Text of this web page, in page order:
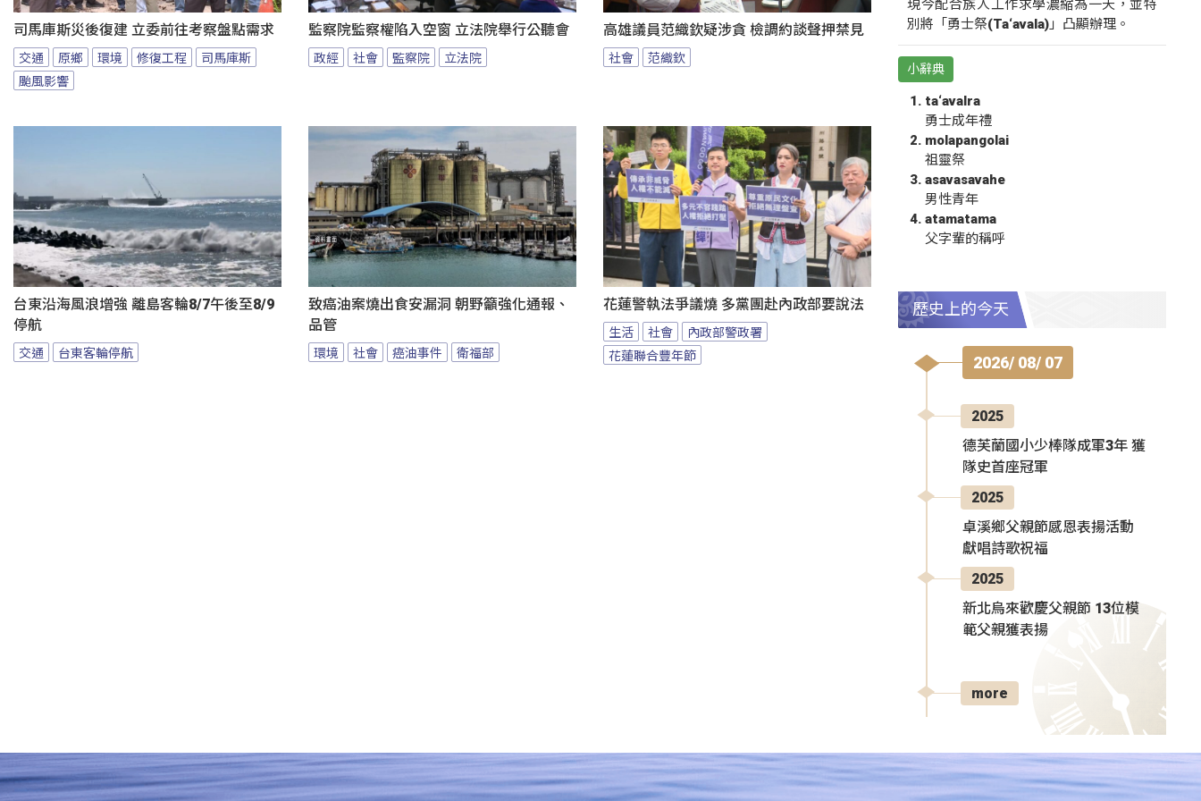
司馬庫斯災後復建 立委前往考察盤點需求
交通 原鄉 環境 修復工程
司馬庫斯
颱風影響
監察院監察權陷入空窗 立法院舉行公聽會
政經 社會 監察院 立法院
高雄議員范織欽疑涉貪 檢調約談聲押禁見
社會 范織欽
台東沿海風浪增強 離島客輪8/7午後至8/9
停航
交通 台東客輪停航
致癌油案燒出食安漏洞 朝野籲強化通報、
品管
環境 社會 癌油事件 衛福部
花蓮警執法爭議燒 多黨團赴內政部要說法
生活 社會
內政部警政署
花蓮聯合豐年節
現今配合族人工作求學濃縮為一天，並特
別將「勇士祭(Ta‘avala)」凸顯辦理。
小辭典
ta‘avalra
勇士成年禮
molapangolai
祖靈祭
asavasavahe
男性青年
atamatama
父字輩的稱呼
歷史上的今天
2026/ 08/ 07
2025
德芙蘭國小少棒隊成軍3年 獲
隊史首座冠軍
2025
卓溪鄉父親節感恩表揚活動
獻唱詩歌祝福
2025
新北烏來歡慶父親節 13位模
範父親獲表揚
more